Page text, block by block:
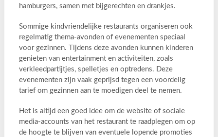
hamburgers, samen met bijgerechten en drankjes.
Sommige kindvriendelijke restaurants organiseren ook
regelmatig thema-avonden of evenementen speciaal
voor gezinnen. Tijdens deze avonden kunnen kinderen
genieten van entertainment en activiteiten, zoals
verkleedpartijtjes, spelletjes en optredens. Deze
evenementen zijn vaak geprijsd tegen een voordelig
tarief om gezinnen aan te moedigen deel te nemen.
Het is altijd een goed idee om de website of sociale
media-accounts van het restaurant te raadplegen om op
de hoogte te blijven van eventuele lopende promoties